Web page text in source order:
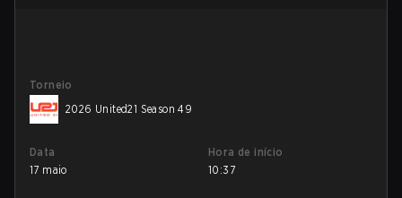
Torneio
2026 United21 Season 49
Data
17 maio
Hora de início
10:37